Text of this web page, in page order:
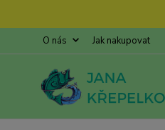
O nás Jak nakupovat